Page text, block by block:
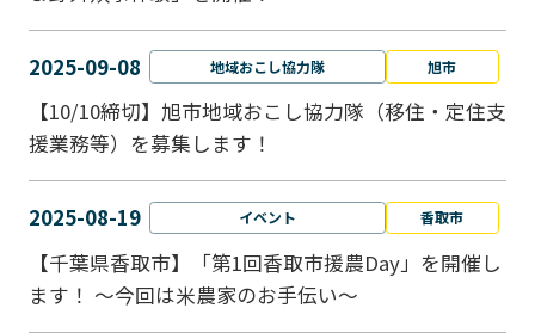
2025-09-08 地域おこし協力隊 旭市
【10/10締切】旭市地域おこし協力隊（移住・定住支
援業務等）を募集します！
2025-08-19 イベント 香取市
【千葉県香取市】「第1回香取市援農Day」を開催し
ます！ ～今回は米農家のお手伝い～